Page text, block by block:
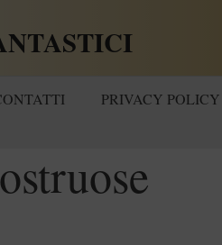
PRIVACY POLICY